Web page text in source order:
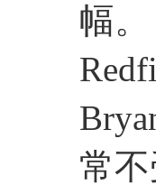
幅。
常